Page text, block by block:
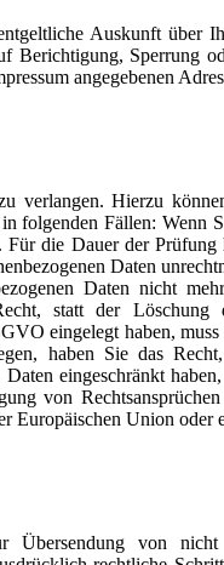
Auskunft über
Sperrung
angegebenen
verlangen. Hierzu
folgenden Fällen: Wenn
die Dauer der
Daten
Daten nicht
statt der
eingelegt haben,
haben Sie das
eingeschränkt
von
Europäischen Union oder
von nicht